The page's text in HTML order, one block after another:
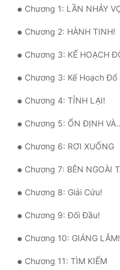
Chương 1: LẦN NHẢY
Chương 2: HÀNH TINH!
Chương 3: KẾ HOẠCH ĐỔ
Chương 3: Kế Hoạch
Chương 4: TỈNH LẠI!
Chương 5: ỔN ĐỊNH
Chương 6: RƠI XUỐNG
Chương 7: BÊN NGOÀI
Chương 8: Giải Cứu!
Chương 9: Đối Đầu!
Chương 10: GIÁNG
Chương 11: TÌM KIẾM